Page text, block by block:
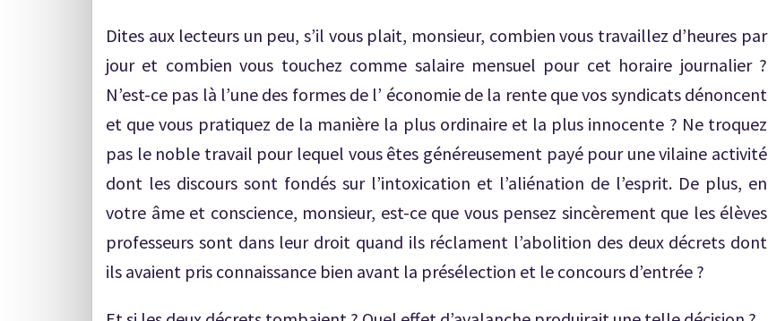
Dites aux lecteurs un peu, s’il vous plait, monsieur, combien vous travaillez d’heures par
jour et combien vous touchez comme salaire mensuel pour cet horaire journalier ?
N’est-ce pas là l’une des formes de l’ économie de la rente que vos syndicats dénoncent
et que vous pratiquez de la manière la plus ordinaire et la plus innocente ? Ne troquez
pas le noble travail pour lequel vous êtes généreusement payé pour une vilaine activité
dont les discours sont fondés sur l’intoxication et l’aliénation de l’esprit. De plus, en
votre âme et conscience, monsieur, est-ce que vous pensez sincèrement que les élèves
professeurs sont dans leur droit quand ils réclament l’abolition des deux décrets dont
ils avaient pris connaissance bien avant la présélection et le concours d’entrée ?